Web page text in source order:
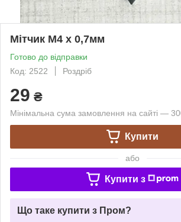
Мітчик М4 х 0,7мм
Готово до відправки
Код: 2522
Роздріб
29 ₴
Мінімальна сума замовлення на сайті —
Купити
або
Купити з
Що таке купити з Пром?